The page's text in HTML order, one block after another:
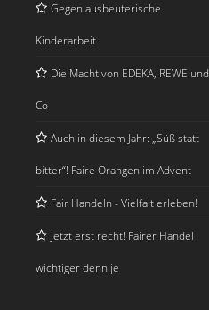
Gegen ausbeuterische
Kinderarbeit
Die Macht von EDEKA, REWE und
Co
Auch in diesem Jahr: „Süß statt
bitter“! Faire Orangen im Advent
Fair Handeln - Vielfalt erleben!
Jetzt erst recht! Fairer Handel
wichtiger denn je